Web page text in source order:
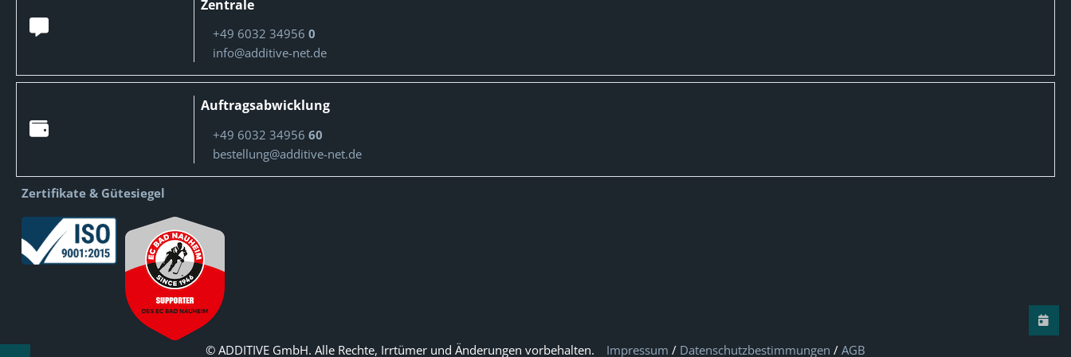
Zentrale
+49 6032 349560
info@additive-net.de
Auftragsabwicklung
+49 6032 3495660
bestellung@additive-net.de
Zertifikate & Gütesiegel
© ADDITIVE GmbH. Alle Rechte, Irrtümer und Änderungen vorbehalten. Impressum / Datenschutzbestimmungen /AGB